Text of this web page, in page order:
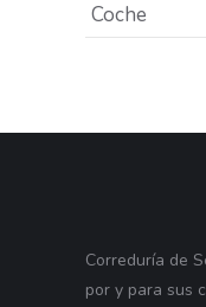
Coche
Correduría de
por y para sus